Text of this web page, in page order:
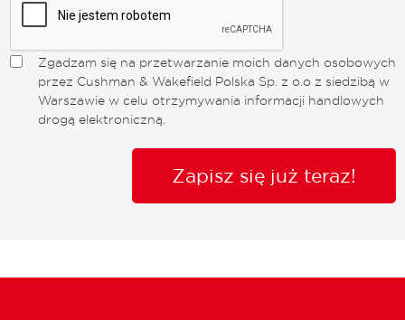
Zgadzam się na przetwarzanie moich danych osobowych
przez Cushman & Wakefield Polska Sp. z o.o z siedzibą w
Warszawie w celu otrzymywania informacji handlowych
drogą elektroniczną.
Zapisz się już teraz!